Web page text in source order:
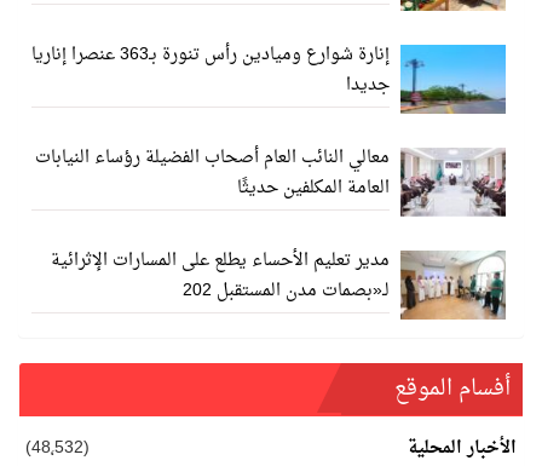
إنارة شوارع وميادين رأس تنورة بـ363 عنصرا إناريا
جديدا
معالي النائب العام أصحاب الفضيلة رؤساء النيابات
العامة المكلفين حديثًا
مدير تعليم الأحساء يطلع على المسارات الإثرائية
لـ«بصمات مدن المستقبل 202
أفسام الموقع
الأخبار المحلية
(48٬532)